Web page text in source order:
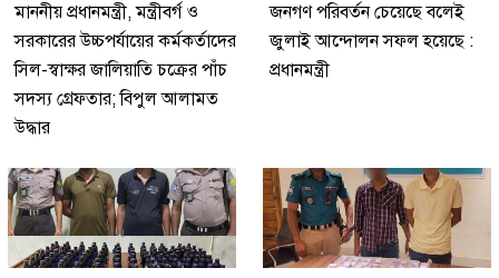
মাননীয় প্রধানমন্ত্রী, মন্ত্রীবর্গ ও
সরকারের উচ্চপর্যায়ের কর্মকর্তাদের
সিল-স্বাক্ষর জালিয়াতি চক্রের পাঁচ
সদস্য গ্রেফতার; বিপুল আলামত
উদ্ধার
জনগণ পরিবর্তন চেয়েছে বলেই
জুলাই আন্দোলন সফল হয়েছে :
প্রধানমন্ত্রী